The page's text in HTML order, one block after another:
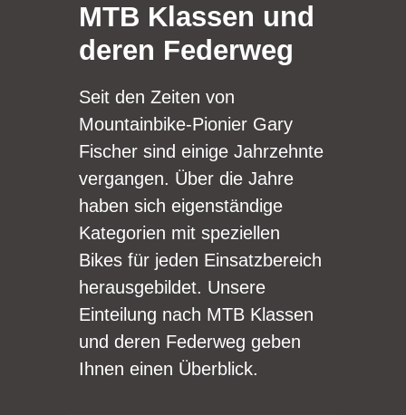
MTB Klassen und
deren Federweg
Seit den Zeiten von
Mountainbike-Pionier Gary
Fischer sind einige Jahrzehnte
vergangen. Über die Jahre
haben sich eigenständige
Kategorien mit speziellen
Bikes für jeden Einsatzbereich
herausgebildet. Unsere
Einteilung nach MTB Klassen
und deren Federweg geben
Ihnen einen Überblick.